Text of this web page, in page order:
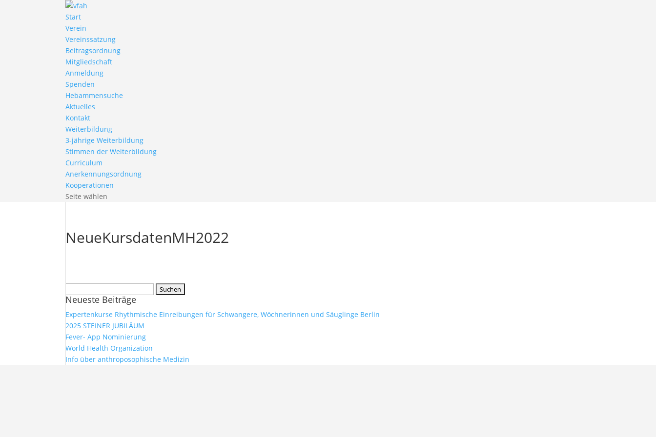
Start
Verein
Vereinssatzung
Beitragsordnung
Mitgliedschaft
Anmeldung
Spenden
Hebammensuche
Aktuelles
Kontakt
Weiterbildung
3-jährige Weiterbildung
Stimmen der Weiterbildung
Curriculum
Anerkennungsordnung
Kooperationen
Seite wählen
NeueKursdatenMH2022
nach:
Neueste Beiträge
Expertenkurse Rhythmische Einreibungen für Schwangere, Wöchnerinnen und Säuglinge Berlin
2025 STEINER JUBILÄUM
Fever- App Nominierung
World Health Organization
Info über anthroposophische Medizin